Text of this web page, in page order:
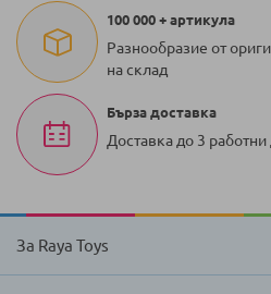
100 000 + артикула
Разнообразие от
на склад
Бърза доставка
Доставка до 3
За Raya Toys